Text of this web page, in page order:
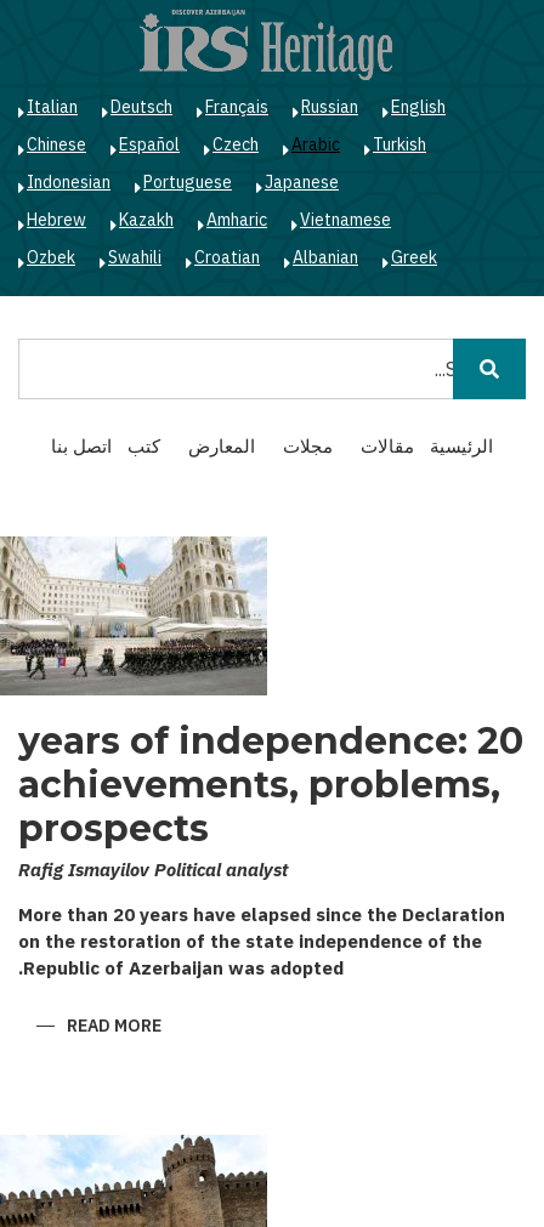
English
Russian
Français
Deutsch
Italian
Turkish
Arabic
Czech
Español
Chinese
Japanese
Portuguese
Indonesian
Vietnamese
Amharic
Kazakh
Hebrew
Greek
Albanian
Croatian
Swahili
Ozbek
Main
navigation
الرئيسية مقالات مجلات المعارض كتب اتصل بنا
20 years of independence:
achievements, problems,
prospects
Rafig Ismayilov Political analyst
More than 20 years have elapsed since the Declaration
on the restoration of the state independence of the
Republic of Azerbaijan was adopted.
READ MORE
ABOUT